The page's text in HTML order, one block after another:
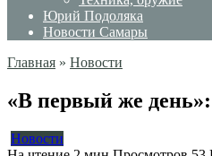
Юрий Подоляка
Новости Самары
Главная » Новости
«В первый же
Новости